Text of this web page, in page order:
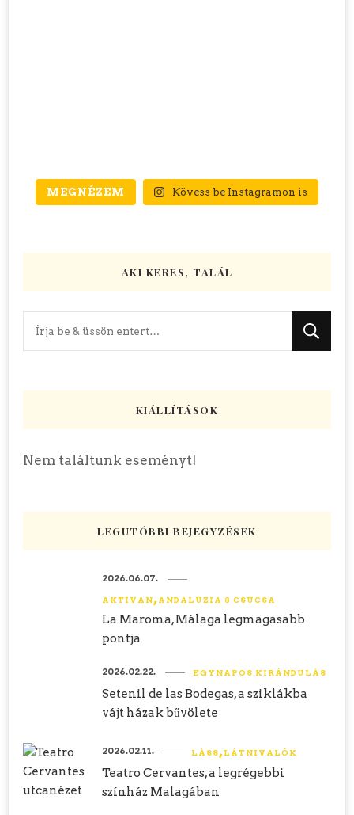
MEGNÉZEM Kövess be Instagramon is
AKI KERES, TALÁL
Keres
KIÁLLÍTÁSOK
Nem találtunk eseményt!
LEGUTÓBBI BEJEGYZÉSEK
AKTÍVAN ANDALÚZIA 8 CSÚCSA
La Maroma, Málaga legmagasabb
pontja
2026.06.07.
EGYNAPOS KIRÁNDULÁS
Setenil de las Bodegas, a sziklákba
vájt házak bűvölete
2026.02.22.
LÁSS LÁTNIVALÓK
Teatro Cervantes, a legrégebbi
színház Malagában
2026.02.11.